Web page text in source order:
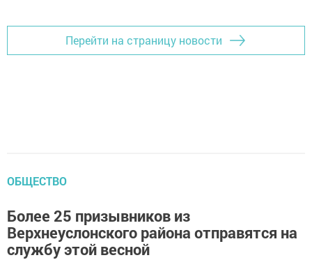
Перейти на страницу новости
ОБЩЕСТВО
Более 25 призывников из
Верхнеуслонского района отправятся на
службу этой весной